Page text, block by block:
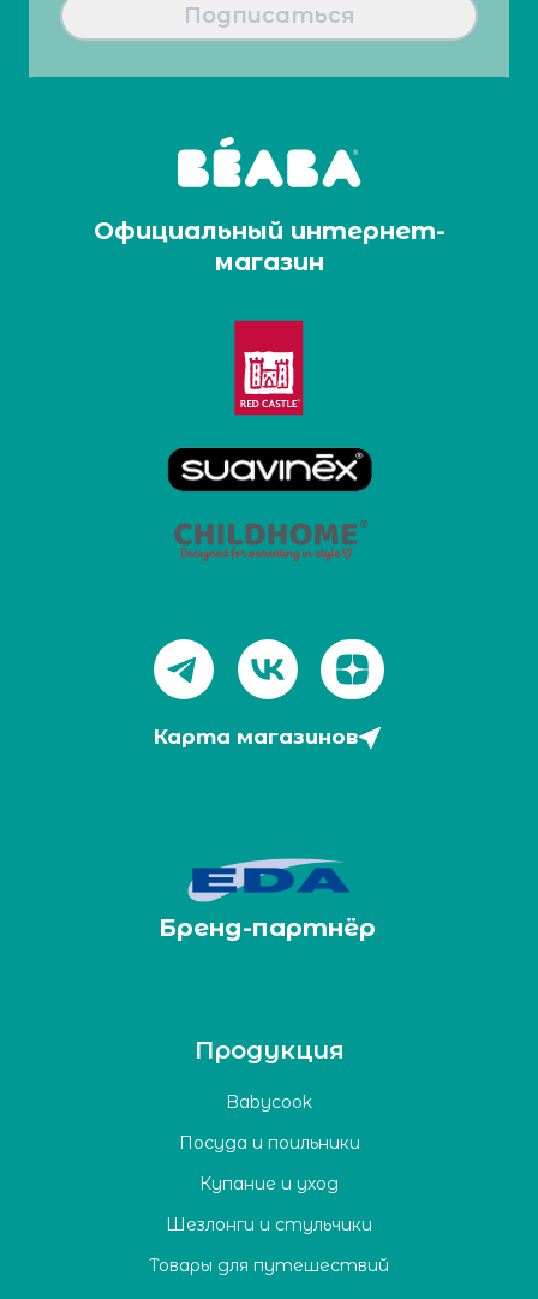
Подписаться
Официальный интернет-
магазин
Карта магазинов
Бренд-партнёр
Продукция
Babycook
Посуда и поильники
Купание и уход
Шезлонги и стульчики
Товары для путешествий